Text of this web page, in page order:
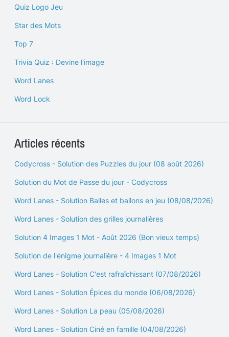
Quiz Logo Jeu
Star des Mots
Top 7
Trivia Quiz : Devine l'image
Word Lanes
Word Lock
Articles récents
Codycross - Solution des Puzzles du jour (08 août 2026)
Solution du Mot de Passe du jour - Codycross
Word Lanes - Solution Balles et ballons en jeu (08/08/2026)
Word Lanes - Solution des grilles journalières
Solution 4 Images 1 Mot - Août 2026 (Bon vieux temps)
Solution de l'énigme journalière - 4 Images 1 Mot
Word Lanes - Solution C'est rafraîchissant (07/08/2026)
Word Lanes - Solution Épices du monde (06/08/2026)
Word Lanes - Solution La peau (05/08/2026)
Word Lanes - Solution Ciné en famille (04/08/2026)